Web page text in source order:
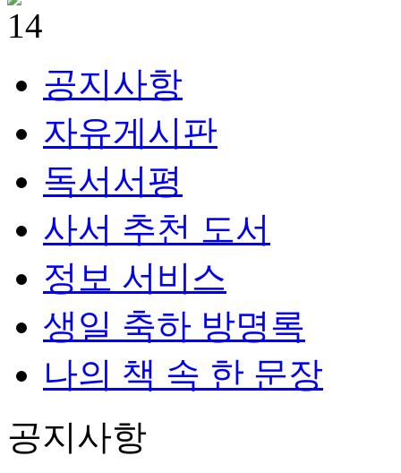
공지사항
자유게시판
독서서평
사서 추천 도서
정보 서비스
생일 축하 방명록
나의 책 속 한 문장
공지사항